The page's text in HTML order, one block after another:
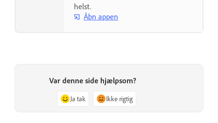
helst.
Åbn appen
Var denne side hjælpsom?
Ja tak Ikke rigtig